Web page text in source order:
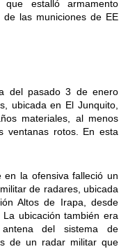
estalló armamento
las municiones de EE
del pasado 3 de enero
ubicada en El Junquito,
materiales, al menos
ventanas rotos. En esta
la ofensiva falleció un
de radares, ubicada
Altos de Irapa, desde
ubicación también era
del sistema de
de un radar militar que